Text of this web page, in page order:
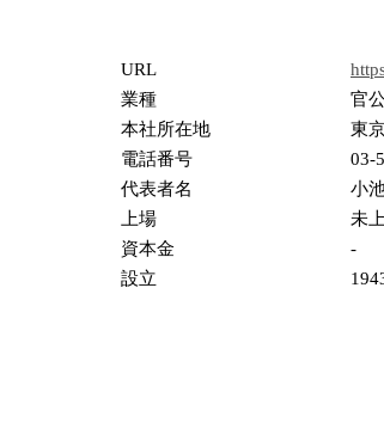
URL
業種
官
本社所在地
東
電話番号
03-
代表者名
小
上場
未
資本金
-
設立